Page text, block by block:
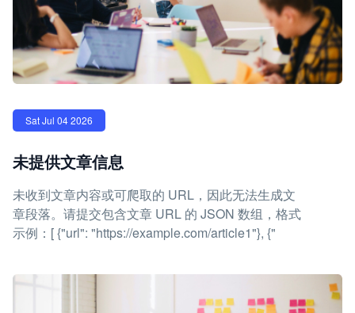
Sat Jul 04 2026
未提供文章信息
未收到文章内容或可爬取的 URL，因此无法生成文
章段落。请提交包含文章 URL 的 JSON 数组，格式
示例：[ {"url": "https://example.com/article1"}, {"